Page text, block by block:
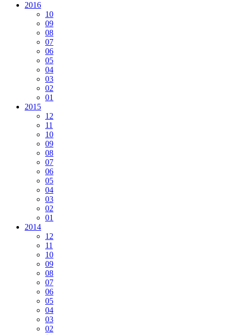
2016
10
09
08
07
06
05
04
03
02
01
2015
12
11
10
09
08
07
06
05
04
03
02
01
2014
12
11
10
09
08
07
06
05
04
03
02